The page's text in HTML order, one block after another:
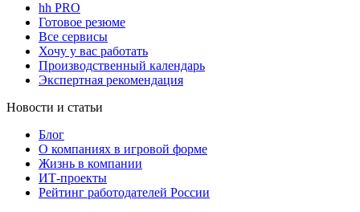
hh PRO
Готовое резюме
Все сервисы
Хочу у вас работать
Производственный календарь
Экспертная рекомендация
Новости и статьи
Блог
О компаниях в игровой форме
Жизнь в компании
ИТ-проекты
Рейтинг работодателей России